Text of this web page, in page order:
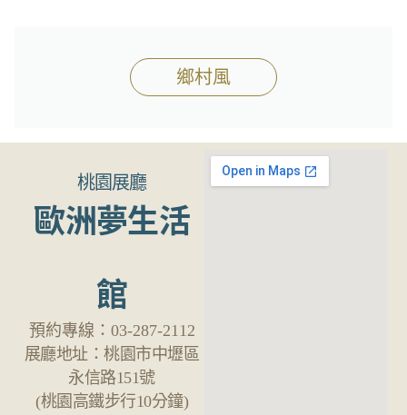
鄉村風
桃園展廳
歐洲夢生活
館
預約專線： 03-287-2112
展廳地址：桃園市中壢區
永信路151號
(桃園高鐵步行10分鐘)